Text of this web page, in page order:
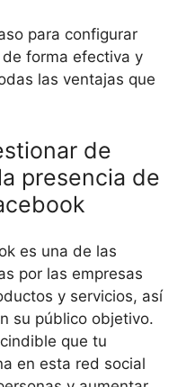
para configurar
forma efectiva y
las ventajas que
de
presencia de
es una de las
por las empresas
y servicios, así
su público objetivo.
que tu
en esta red social